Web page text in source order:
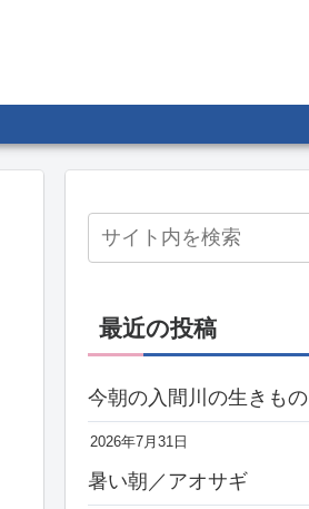
最近の投稿
今朝の入間川の生きもの
2026年7月31日
暑い朝／アオサギ